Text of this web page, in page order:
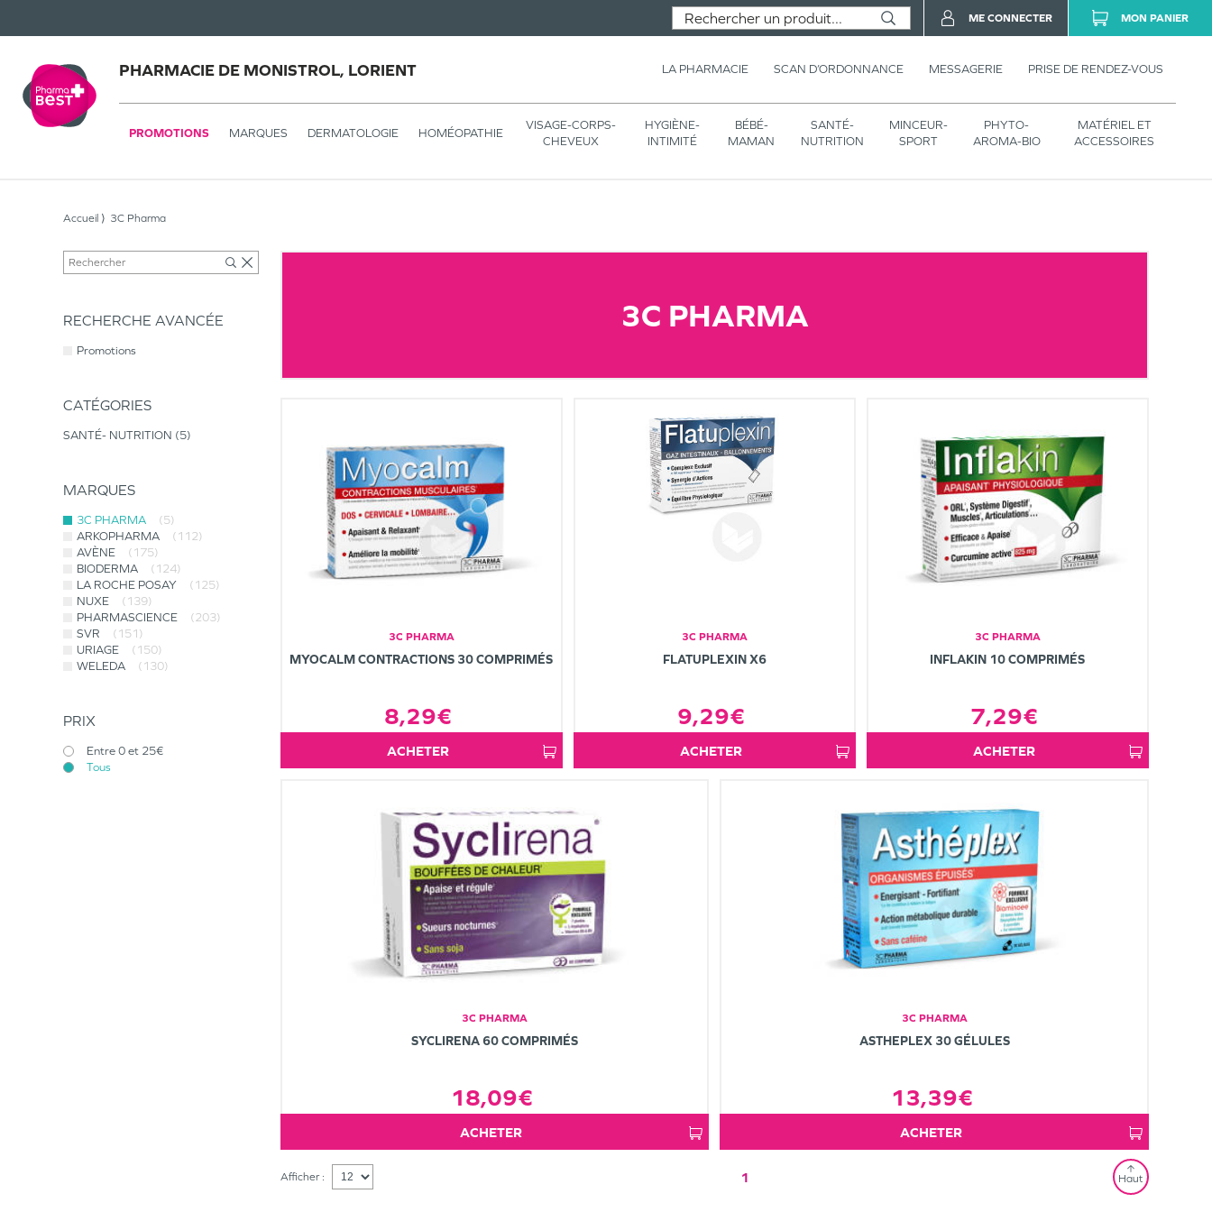
PHARMACIE DE MONISTROL, LORIENT LA PHARMACIE SCAN D’ORDONNANCE MESSAGERIE PRISE DE RENDEZ-VOUS
PROMOTIONS MARQUES DERMATOLOGIE HOMÉOPATHIE
VISAGE-CORPS-
CHEVEUX
HYGIÈNE-
INTIMITÉ
BÉBÉ-
MAMAN
SANTÉ-
NUTRITION
MINCEUR-
SPORT
PHYTO-
AROMA-BIO
MATÉRIEL ET
ACCESSOIRES
ME CONNECTER MON PANIER
Accueil 3C Pharma
RECHERCHE AVANCÉE
Promotions
CATÉGORIES
SANTÉ- NUTRITION 5
MARQUES
3C PHARMA
(5)
ARKOPHARMA
(112)
AVÈNE
(175)
BIODERMA
(124)
LA ROCHE POSAY
(125)
NUXE
(139)
PHARMASCIENCE
(203)
SVR
(151)
URIAGE
(150)
WELEDA
(130)
PRIX
Entre 0 et 25€
Tous
3C PHARMA
3C PHARMA
MYOCALM CONTRACTIONS 30 COMPRIMÉS
8,29€
ACHETER
3C PHARMA
FLATUPLEXIN X6
9,29€
ACHETER
3C PHARMA
INFLAKIN 10 COMPRIMÉS
7,29€
ACHETER
3C PHARMA
SYCLIRENA 60 COMPRIMÉS
18,09€
ACHETER
3C PHARMA
ASTHEPLEX 30 GÉLULES
13,39€
ACHETER
Afficher : 1 Haut